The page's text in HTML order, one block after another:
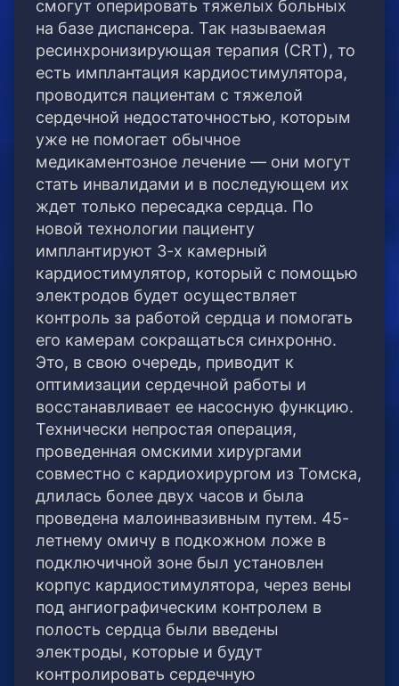
смогут оперировать тяжелых больных
на базе диспансера. Так называемая
ресинхронизирующая терапия (СRТ), то
есть имплантация кардиостимулятора,
проводится пациентам с тяжелой
сердечной недостаточностью, которым
уже не помогает обычное
медикаментозное лечение — они могут
стать инвалидами и в последующем их
ждет только пересадка сердца. По
новой технологии пациенту
имплантируют 3-х камерный
кардиостимулятор, который с помощью
электродов будет осуществляет
контроль за работой сердца и помогать
его камерам сокращаться синхронно.
Это, в свою очередь, приводит к
оптимизации сердечной работы и
восстанавливает ее насосную функцию.
Технически непростая операция,
проведенная омскими хирургами
совместно с кардиохирургом из Томска,
длилась более двух часов и была
проведена малоинвазивным путем. 45-
летнему омичу в подкожном ложе в
подключичной зоне был установлен
корпус кардиостимулятора, через вены
под ангиографическим контролем в
полость сердца были введены
электроды, которые и будут
контролировать сердечную